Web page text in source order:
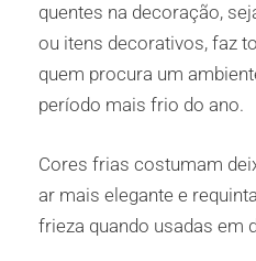
quentes na decoração,
ou itens decorativos, faz
quem procura um
período mais frio do ano.
Cores frias costumam
ar mais elegante e
frieza quando usadas em